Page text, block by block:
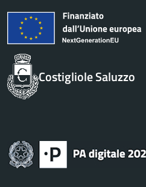
Costigliole Saluzzo